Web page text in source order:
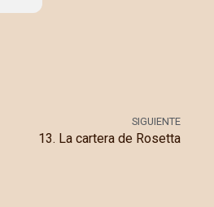
SIGUIENTE
13. La cartera de Rosetta